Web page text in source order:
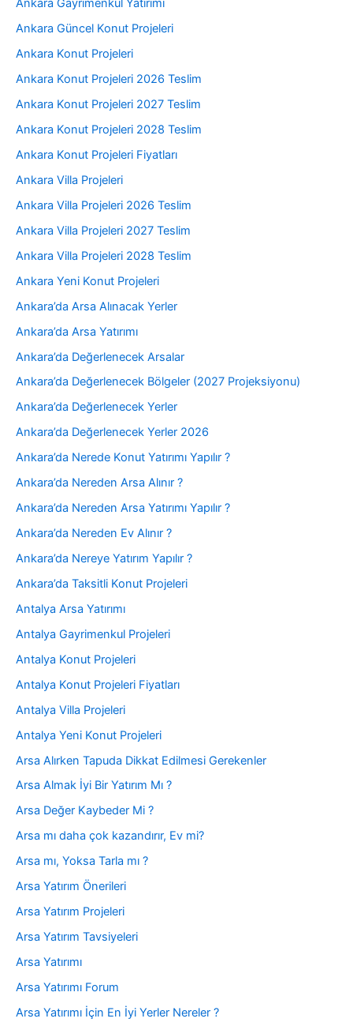
Ankara Gayrimenkul Yatırımı
Ankara Güncel Konut Projeleri
Ankara Konut Projeleri
Ankara Konut Projeleri 2026 Teslim
Ankara Konut Projeleri 2027 Teslim
Ankara Konut Projeleri 2028 Teslim
Ankara Konut Projeleri Fiyatları
Ankara Villa Projeleri
Ankara Villa Projeleri 2026 Teslim
Ankara Villa Projeleri 2027 Teslim
Ankara Villa Projeleri 2028 Teslim
Ankara Yeni Konut Projeleri
Ankara’da Arsa Alınacak Yerler
Ankara’da Arsa Yatırımı
Ankara’da Değerlenecek Arsalar
Ankara’da Değerlenecek Bölgeler (2027 Projeksiyonu)
Ankara’da Değerlenecek Yerler
Ankara’da Değerlenecek Yerler 2026
Ankara’da Nerede Konut Yatırımı Yapılır ?
Ankara’da Nereden Arsa Alınır ?
Ankara’da Nereden Arsa Yatırımı Yapılır ?
Ankara’da Nereden Ev Alınır ?
Ankara’da Nereye Yatırım Yapılır ?
Ankara’da Taksitli Konut Projeleri
Antalya Arsa Yatırımı
Antalya Gayrimenkul Projeleri
Antalya Konut Projeleri
Antalya Konut Projeleri Fiyatları
Antalya Villa Projeleri
Antalya Yeni Konut Projeleri
Arsa Alırken Tapuda Dikkat Edilmesi Gerekenler
Arsa Almak İyi Bir Yatırım Mı ?
Arsa Değer Kaybeder Mi ?
Arsa mı daha çok kazandırır, Ev mi?
Arsa mı, Yoksa Tarla mı ?
Arsa Yatırım Önerileri
Arsa Yatırım Projeleri
Arsa Yatırım Tavsiyeleri
Arsa Yatırımı
Arsa Yatırımı Forum
Arsa Yatırımı İçin En İyi Yerler Nereler ?